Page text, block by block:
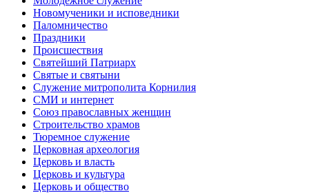
Новомученики и исповедники
Паломничество
Праздники
Происшествия
Святейший Патриарх
Святые и святыни
Служение митрополита Корнилия
СМИ и интернет
Союз православных женщин
Строительство храмов
Тюремное служение
Церковная археология
Церковь и власть
Церковь и культура
Церковь и общество